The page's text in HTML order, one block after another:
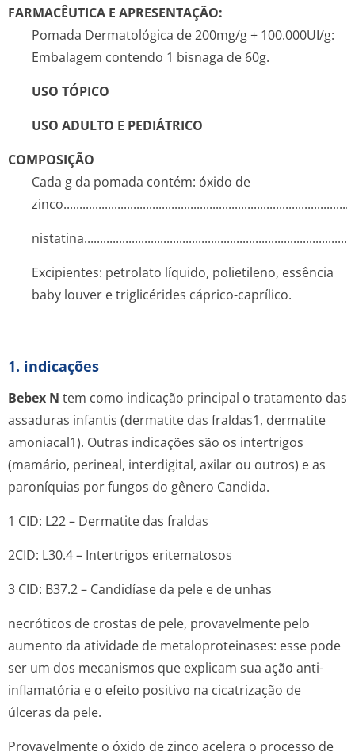
FARMACÊUTICA E APRESENTAÇÃO:
Pomada Dermatológica de 200mg/g + 100.000UI/g:
Embalagem contendo 1 bisnaga de 60g.
USO TÓPICO
USO ADULTO E PEDIÁTRICO
COMPOSIÇÃO
Cada g da pomada contém: óxido de
Excipientes: petrolato líquido, polietileno, essência
baby louver e triglicérides cáprico-caprílico.
1. indicações
Bebex N tem como indicação principal o tratamento das
assaduras infantis (dermatite das fraldas1, dermatite
amoniacal1). Outras indicações são os intertrigos
(mamário, perineal, interdigital, axilar ou outros) e as
paroníquias por fungos do gênero Candida.
1 CID: L22 – Dermatite das fraldas
2CID: L30.4 – Intertrigos eritematosos
3 CID: B37.2 – Candidíase da pele e de unhas
necróticos de crostas de pele, provavelmente pelo
aumento da atividade de metaloproteinases: esse pode
ser um dos mecanismos que explicam sua ação anti-
inflamatória e o efeito positivo na cicatrização de
úlceras da pele.
Provavelmente o óxido de zinco acelera o processo de